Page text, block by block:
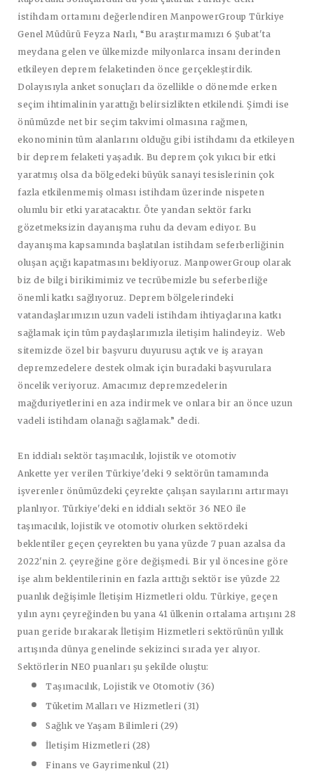
istihdam ortamını değerlendiren ManpowerGroup Türkiye
Genel Müdürü Feyza Narlı, “Bu araştırmamızı 6 Şubat'ta
meydana gelen ve ülkemizde milyonlarca insanı derinden
etkileyen deprem felaketinden önce gerçekleştirdik.
Dolayısıyla anket sonuçları da özellikle o dönemde erken
seçim ihtimalinin yarattığı belirsizlikten etkilendi. Şimdi ise
önümüzde net bir seçim takvimi olmasına rağmen,
ekonominin tüm alanlarını olduğu gibi istihdamı da etkileyen
bir deprem felaketi yaşadık. Bu deprem çok yıkıcı bir etki
yaratmış olsa da bölgedeki büyük sanayi tesislerinin çok
fazla etkilenmemiş olması istihdam üzerinde nispeten
olumlu bir etki yaratacaktır. Öte yandan sektör farkı
gözetmeksizin dayanışma ruhu da devam ediyor. Bu
dayanışma kapsamında başlatılan istihdam seferberliğinin
oluşan açığı kapatmasını bekliyoruz. ManpowerGroup olarak
biz de bilgi birikimimiz ve tecrübemizle bu seferberliğe
önemli katkı sağlıyoruz. Deprem bölgelerindeki
vatandaşlarımızın uzun vadeli istihdam ihtiyaçlarına katkı
sağlamak için tüm paydaşlarımızla iletişim halindeyiz. Web
sitemizde özel bir başvuru duyurusu açtık ve iş arayan
depremzedelere destek olmak için buradaki başvurulara
öncelik veriyoruz. Amacımız depremzedelerin
mağduriyetlerini en aza indirmek ve onlara bir an önce uzun
vadeli istihdam olanağı sağlamak.” dedi.
En iddialı sektör taşımacılık, lojistik ve otomotiv
Ankette yer verilen Türkiye'deki 9 sektörün tamamında
işverenler önümüzdeki çeyrekte çalışan sayılarını artırmayı
planlıyor. Türkiye'deki en iddialı sektör 36 NEO ile
taşımacılık, lojistik ve otomotiv olurken sektördeki
beklentiler geçen çeyrekten bu yana yüzde 7 puan azalsa da
2022'nin 2. çeyreğine göre değişmedi. Bir yıl öncesine göre
işe alım beklentilerinin en fazla arttığı sektör ise yüzde 22
puanlık değişimle İletişim Hizmetleri oldu. Türkiye, geçen
yılın aynı çeyreğinden bu yana 41 ülkenin ortalama artışını 28
puan geride bırakarak İletişim Hizmetleri sektörünün yıllık
artışında dünya genelinde sekizinci sırada yer alıyor.
Sektörlerin NEO puanları şu şekilde oluştu:
Taşımacılık, Lojistik ve Otomotiv (36)
Tüketim Malları ve Hizmetleri (31)
Sağlık ve Yaşam Bilimleri (29)
İletişim Hizmetleri (28)
Finans ve Gayrimenkul (21)